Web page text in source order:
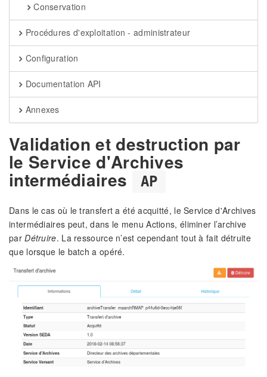
Conservation
Procédures d'exploitation - administrateur
Configuration
Documentation API
Annexes
Validation et destruction par
le Service d'Archives
intermédiaires AP
Dans le cas où le transfert a été acquitté, le Service d'Archives
intermédiaires peut, dans le menu Actions, éliminer l’archive
parDétruire. La ressource n’est cependant tout à fait détruite
que lorsque le batch a opéré.